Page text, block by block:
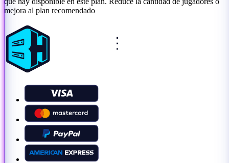
mejora al plan recomendado